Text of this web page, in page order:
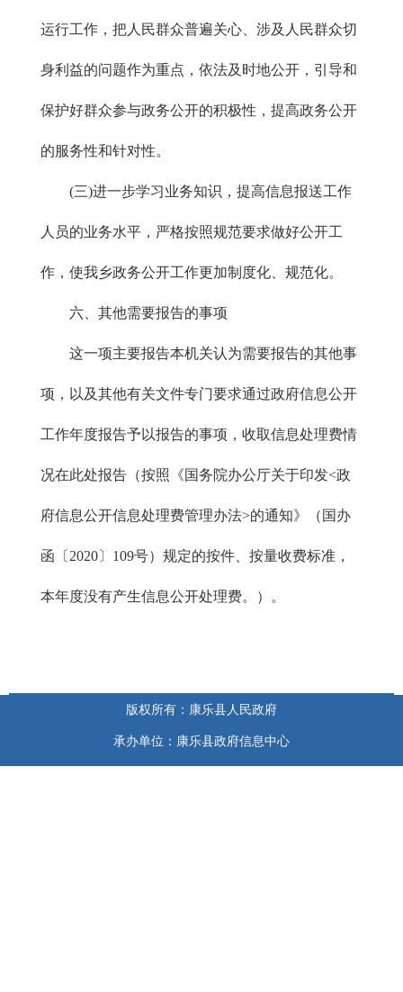
运行工作，把人民群众普遍关心、涉及人民群众切
身利益的问题作为重点，依法及时地公开，引导和
保护好群众参与政务公开的积极性，提高政务公开
的服务性和针对性。
(三)进一步学习业务知识，提高信息报送工作
人员的业务水平，严格按照规范要求做好公开工
作，使我乡政务公开工作更加制度化、规范化。
六、其他需要报告的事项
这一项主要报告本机关认为需要报告的其他事
项，以及其他有关文件专门要求通过政府信息公开
工作年度报告予以报告的事项，收取信息处理费情
况在此处报告（按照《国务院办公厅关于印发<政
府信息公开信息处理费管理办法>的通知》（国办
函〔2020〕109号）规定的按件、按量收费标准，
本年度没有产生信息公开处理费。）。
版权所有：康乐县人民政府
承办单位：康乐县政府信息中心